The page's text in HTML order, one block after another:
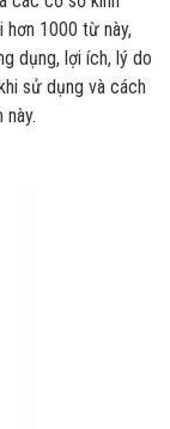
hơn 1000 từ này,
dụng, lợi ích, lý do
sử dụng và cách